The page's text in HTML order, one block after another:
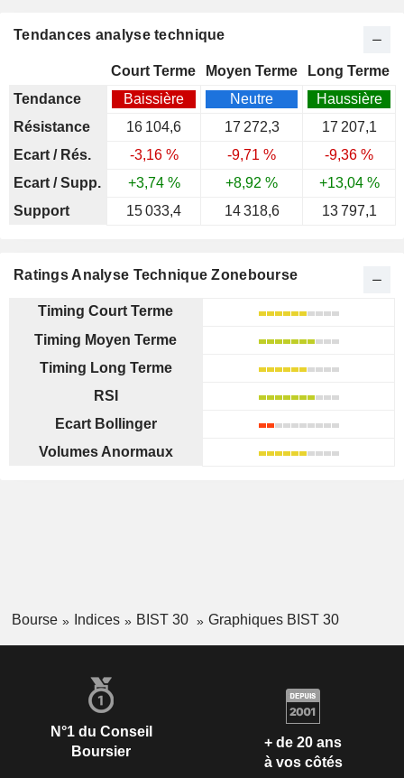
Tendances analyse technique
Court Terme Moyen Terme
Long Terme
Tendance
Baissière Neutre
Haussière
Résistance
16 104,6 17 272,3
17 207,1
Ecart / Rés.
-3,16 % -9,71 %
-9,36 %
Ecart / Supp.
+3,74 % +8,92 %
+13,04 %
Support
15 033,4 14 318,6 13 797,1
Ratings Analyse Technique Zonebourse
Timing Court Terme
Timing Moyen Terme
Timing Long Terme
RSI
Ecart Bollinger
Volumes Anormaux
Bourse Indices BIST 30 Graphiques BIST 30
N°1 du Conseil
Boursier
+ de 20 ans
à vos côtés